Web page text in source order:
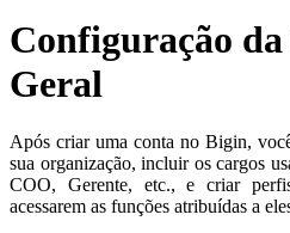
Configuração
Geral
Após criar uma conta no Bigin,
sua organização, incluir os cargos
COO, Gerente, etc., e criar
acessarem as funções atribuídas a